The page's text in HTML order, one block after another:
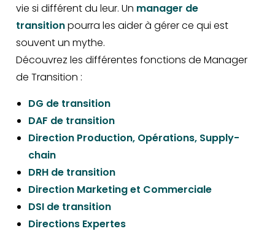
vie si différent du leur. Un manager de
transitionpourra les aider à gérer ce qui est
souvent un mythe.
Découvrez les différentes fonctions de Manager
de Transition :
DG de transition
DAF de transition
Direction Production, Opérations, Supply-
chain
DRH de transition
Direction Marketing et Commerciale
DSI de transition
Directions Expertes